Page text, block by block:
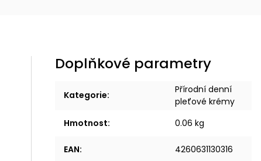
Doplňkové parametry
Kategorie:
Přírodní denní
pleťové krémy
Hmotnost: 0.06 kg
EAN: 4260631130316